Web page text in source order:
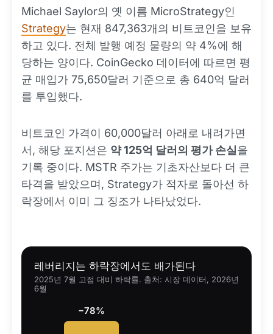
Michael Saylor의 옛 이름 MicroStrategy인
Strategy는 현재 847,363개의 비트코인을 보유
하고 있다. 전체 발행 예정 물량의 약 4%에 해
당하는 양이다. CoinGecko 데이터에 따르면 평
균 매입가 75,650달러 기준으로 총 640억 달러
를 투입했다.
비트코인 가격이 60,000달러 아래로 내려가면
서, 해당 포지션은 약 125억 달러의 평가 손실 을
기록 중이다. MSTR 주가는 기초자산보다 더 큰
타격을 받았으며, Strategy가 적자로 돌아선 하
락장에서 이미 그 징조가 나타났었다.
레버리지는 하락장에서도 배가된다
2025년 7월 고점 대비 하락률. 출처: 시장 데이터, 2026년
6월
−78%